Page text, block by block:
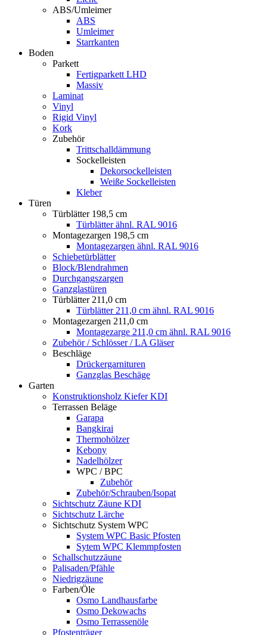
ABS/Umleimer
ABS
Umleimer
Starrkanten
Boden
Parkett
Fertigparkett LHD
Massiv
Laminat
Vinyl
Rigid Vinyl
Kork
Zubehör
Trittschalldämmung
Sockelleisten
Dekorsockelleisten
Weiße Sockelleisten
Kleber
Türen
Türblätter 198,5 cm
Türblätter ähnl. RAL 9016
Montagezargen 198,5 cm
Montagezargen ähnl. RAL 9016
Schiebetürblätter
Block/Blendrahmen
Durchgangszargen
Ganzglastüren
Türblätter 211,0 cm
Türblätter 211,0 cm ähnl. RAL 9016
Montagezargen 211,0 cm
Montagezarge 211,0 cm ähnl. RAL 9016
Zubehör / Schlösser / LA Gläser
Beschläge
Drückergarnituren
Ganzglas Beschäge
Garten
Konstruktionsholz Kiefer KDI
Terrassen Beläge
Garapa
Bangkirai
Thermohölzer
Kebony
Nadelhölzer
WPC / BPC
Zubehör
Zubehör/Schrauben/Isopat
Sichtschutz Zäune KDI
Sichtschutz Lärche
Sichtschutz System WPC
System WPC Basic Pfosten
Sytem WPC Klemmpfosten
Schallschutzzäune
Palisaden/Pfähle
Niedrigzäune
Farben/Öle
Osmo Landhausfarbe
Osmo Dekowachs
Osmo Terrassenöle
Pfostenträger